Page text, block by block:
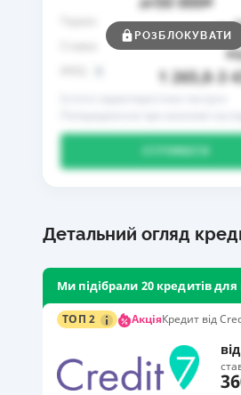
до
1 265,8 3
РОЗБЛОКУВАТИ
Детальний огляд
Ми підібрали 20 кредитів для
ТОП 2 АкціяКредит від
від